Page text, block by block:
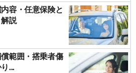
容・任意保険と
説
範囲・搭乗者傷
...